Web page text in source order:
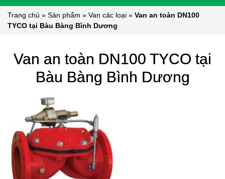
Trang chủ » Sản phẩm » Van các loại » Van an toàn DN100
TYCO tại Bàu Bàng Bình Dương
Van an toàn DN100 TYCO tại
Bàu Bàng Bình Dương